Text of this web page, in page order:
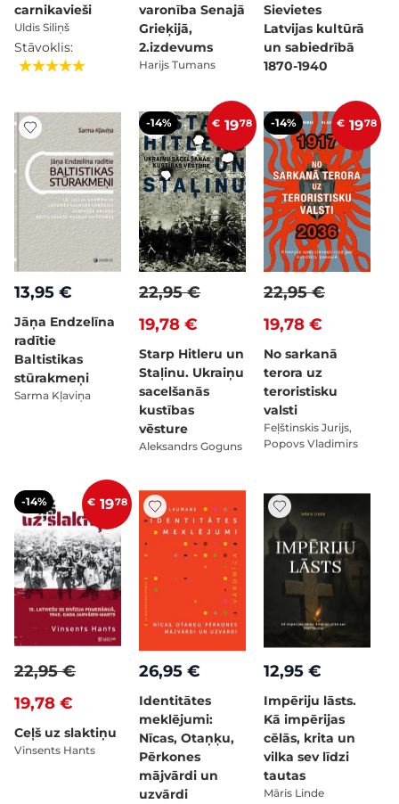
carnikavieši
Uldis Siliņš
Stāvoklis:
varonība Senajā
Grieķijā,
2.izdevums
Harijs Tumans
Sievietes
Latvijas kultūrā
un sabiedrībā
1870-1940
13,95 €
Jāņa Endzelīna
radītie
Baltistikas
stūrakmeņi
Sarma Kļaviņa
-14% € 1978
19,78 €
22,95 €
Starp Hitleru un
Staļinu. Ukraiņu
sacelšanās
kustības
vēsture
Aleksandrs Goguns
-14% € 1978
19,78 €
22,95 €
No sarkanā
terora uz
teroristisku
valsti
Feļštinskis Jurijs,
Popovs Vladimirs
-14% € 1978
19,78 €
22,95 €
Ceļš uz slaktiņu
Vinsents Hants
26,95 €
Identitātes
meklējumi:
Nīcas, Otaņķu,
Pērkones
mājvārdi un
uzvārdi
12,95 €
Impēriju lāsts.
Kā impērijas
cēlās, krita un
vilka sev līdzi
tautas
Māris Linde